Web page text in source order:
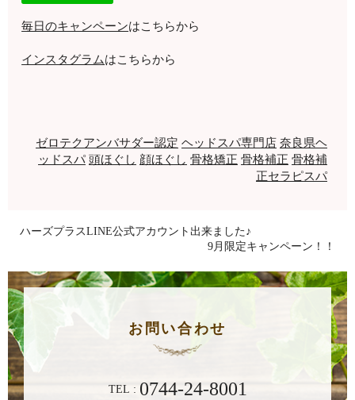
毎日のキャンペーンはこちらから
インスタグラムはこちらから
ゼロテクアンバサダー認定 ヘッドスパ専門店 奈良県ヘ
ッドスパ 頭ほぐし 顔ほぐし 骨格矯正 骨格補正 骨格補
正セラピスパ
ハーズプラスLINE公式アカウント出来ました♪
9月限定キャンペーン！！
お問い合わせ
TEL : 0744-24-8001